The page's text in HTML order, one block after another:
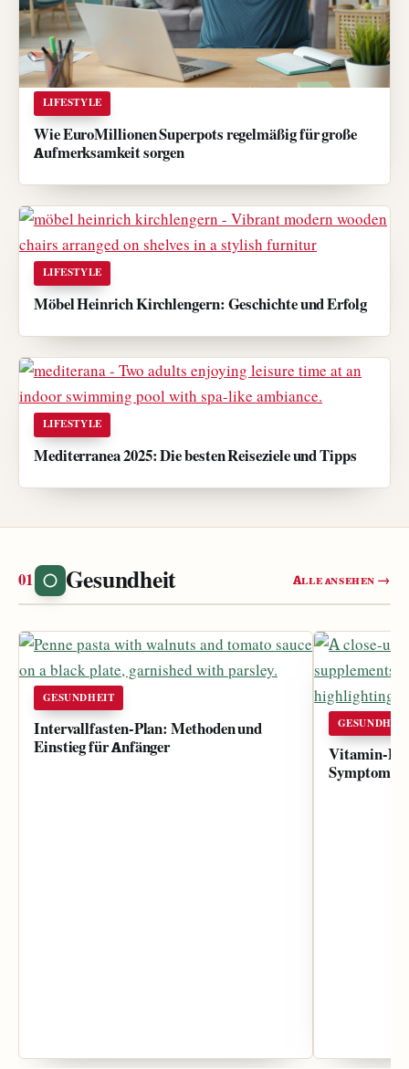
LIFESTYLE
Wie EuroMillionen Superpots regelmäßig für große
Aufmerksamkeit sorgen
LIFESTYLE
Möbel Heinrich Kirchlengern: Geschichte und Erfolg
LIFESTYLE
Mediterranea 2025: Die besten Reiseziele und Tipps
Gesundheit Alle ansehen →
GESUNDHEIT
Intervallfasten-Plan: Methoden und
Einstieg für Anfänger
GESUNDHEIT
Vitamin-D-
Symptome